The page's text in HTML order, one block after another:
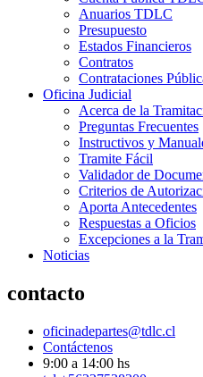
Anuarios TDLC
Presupuesto
Estados Financieros
Contratos
Contrataciones
Oficina Judicial
Acerca de la
Preguntas Frecuentes
Instructivos y
Tramite Fácil
Validador de
Criterios de
Aporta Antecedentes
Respuestas a Oficios
Excepciones a la
Noticias
contacto
oficinadepartes@tdlc.cl
Contáctenos
9:00 a 14:00 hs